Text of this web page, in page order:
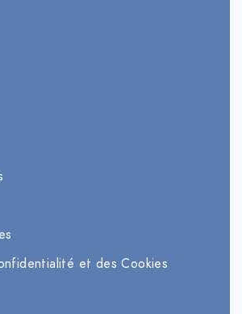
et des Cookies